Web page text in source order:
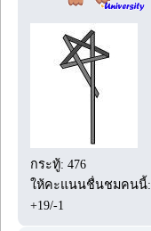
กระทู้: 476
ให้คะแนนชื่นชมคนนี้:
+19/-1